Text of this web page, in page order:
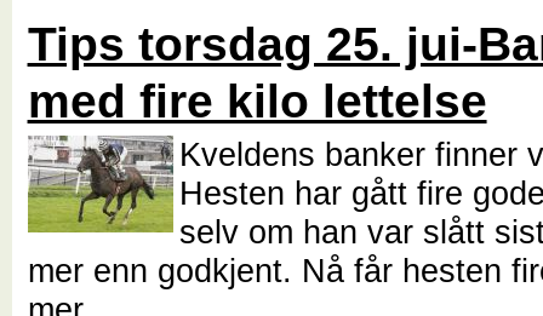
Tips torsdag 25. jui-
med fire kilo lettelse
Kveldens banker finner
Hesten har gått fire
selv om han var slått
mer enn godkjent. Nå får hesten